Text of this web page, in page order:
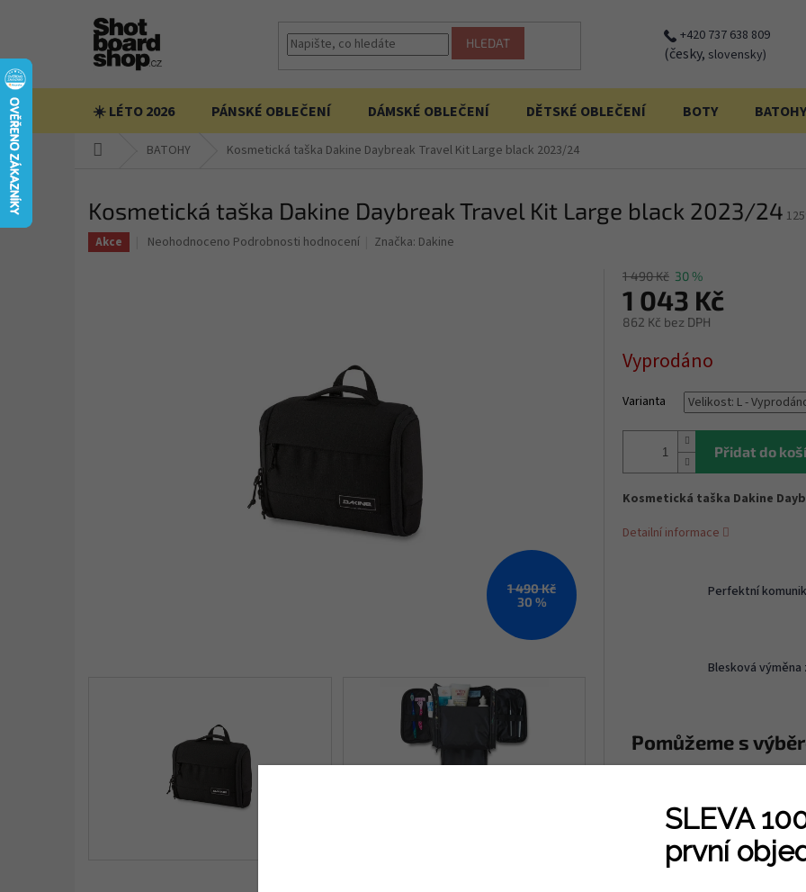
HLEDAT +420 737 638 809
(česky, slovensky)
☀️ LÉTO 2026
PÁNSKÉ OBLEČENÍ DÁMSKÉ OBLEČENÍ DĚTSKÉ OBLEČENÍ BOTY BATOHY
BATOHY Kosmetická taška Dakine Daybreak Travel Kit Large black 2023/24
Kosmetická taška Dakine Daybreak Travel Kit Large black 2023/24
Akce
Průměrné
Neohodnoceno Podrobnosti hodnocení Značka: Dakine
1 490 Kč
30 %
1 490 Kč 30 %
1 043 Kč
862 Kč bez DPH
cena:
Vyprodáno
Varianta
Přidat do
Kosmetická taška Dakine
Detailní informace
Perfektní
Blesková výměna
Pomůžeme s
+420 737 638 809
Po-Pá 8:30 - 15:30
SLEVA
první